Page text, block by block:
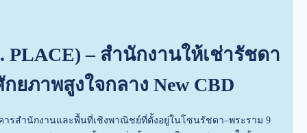
PLACE) – สำนักงานให้เช่ารัชดา
ยภาพสูงใจกลาง New CBD
ารสำนักงานและพื้นที่เชิงพาณิชย์ที่ตั้งอยู่ในโซนรัชดา–พระราม 9